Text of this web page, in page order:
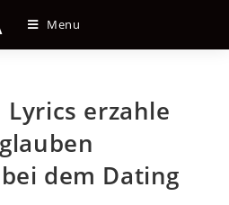
Menu
erzahle
dem Dating